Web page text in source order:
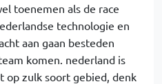
toenemen als de race
technologie en
aan gaan besteden
komen. nederland is
op zulk soort gebied, denk